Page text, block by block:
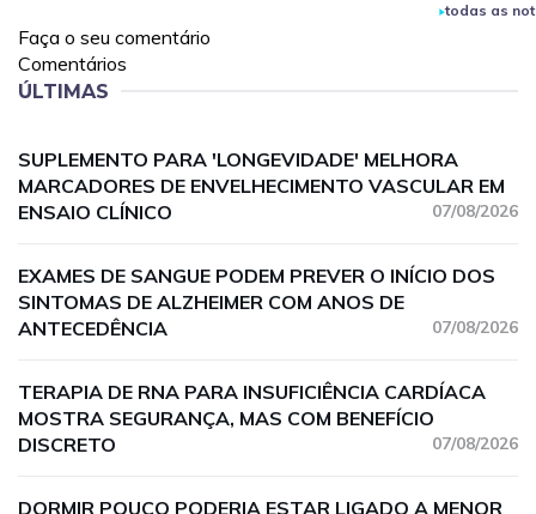
todas as
Faça o seu comentário
Comentários
ÚLTIMAS
SUPLEMENTO PARA 'LONGEVIDADE' MELHORA
MARCADORES DE ENVELHECIMENTO VASCULAR EM
ENSAIO CLÍNICO
07/08/2026
EXAMES DE SANGUE PODEM PREVER O INÍCIO DOS
SINTOMAS DE ALZHEIMER COM ANOS DE
ANTECEDÊNCIA
07/08/2026
TERAPIA DE RNA PARA INSUFICIÊNCIA CARDÍACA
MOSTRA SEGURANÇA, MAS COM BENEFÍCIO
DISCRETO
07/08/2026
DORMIR POUCO PODERIA ESTAR LIGADO A MENOR